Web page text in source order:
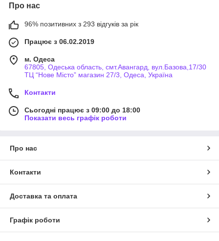
Про нас
96% позитивних з 293 відгуків за рік
Працює з 06.02.2019
м. Одеса
67805, Одеська область, смт.Авангард, вул.Базова,17/30
ТЦ “Нове Місто” магазин 27/3, Одеса, Україна
Контакти
Сьогодні працює з 09:00 до 18:00
Показати весь графік роботи
Про нас
Контакти
Доставка та оплата
Графік роботи